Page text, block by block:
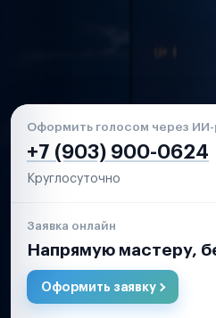
Оформить голосом через
+7 (903) 900-0624
Круглосуточно
Заявка онлайн
Напрямую мастеру,
Оформить заявку